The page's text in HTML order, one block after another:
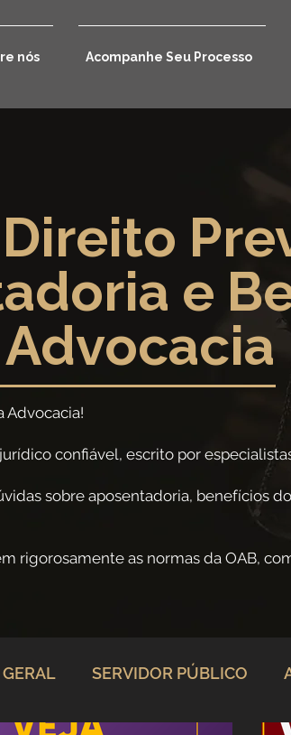
nós Acompanhe Seu Processo
e
Advocacia!
confiável, escrito por
sobre aposentadoria, benefícios
rigorosamente as normas da OAB,
SERVIDOR PÚBLICO